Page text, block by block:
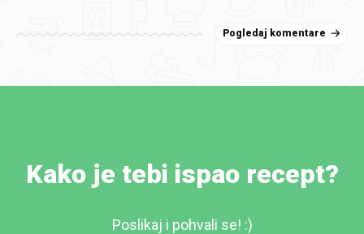
Pogledaj komentare
Kako je tebi ispao recept?
Poslikaj i pohvali se! :)